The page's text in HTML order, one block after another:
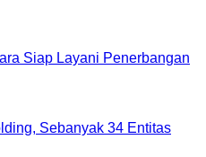
Sebanyak 34 Entitas